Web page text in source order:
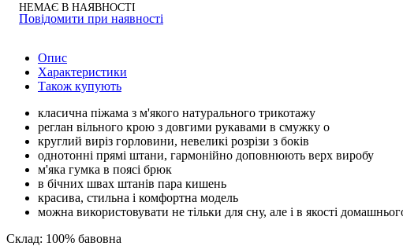
НЕМАЄ В НАЯВНОСТІ
Повідомити при наявності
Опис
Характеристики
Також купують
класична піжама з м'якого натурального трикотажу
реглан вільного крою з довгими рукавами в смужку о
круглий виріз горловини, невеликі розрізи з боків
однотонні прямі штани, гармонійно доповнюють верх виробу
м'яка гумка в поясі брюк
в бічних швах штанів пара кишень
красива, стильна і комфортна модель
можна використовувати не тільки для сну, але і в якості
Склад: 100% бавовна